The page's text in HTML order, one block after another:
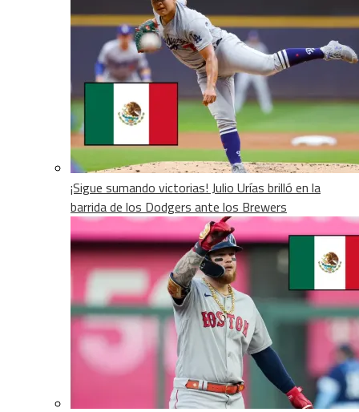
¡Sigue sumando victorias! Julio Urías brilló en la
barrida de los Dodgers ante los Brewers